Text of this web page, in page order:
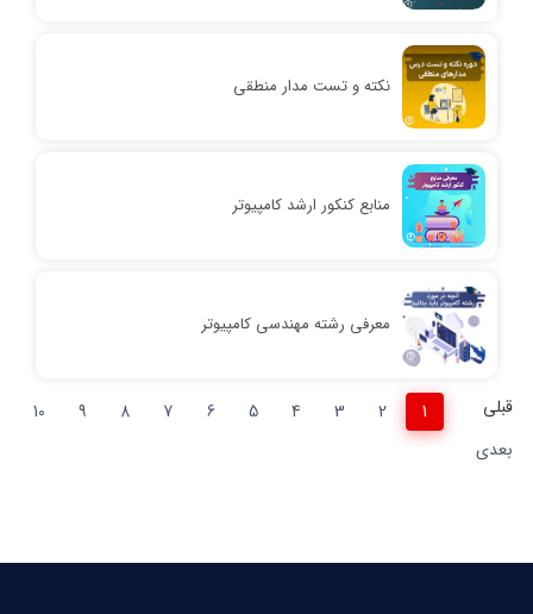
نکته و تست مدار منطقی
منابع کنکور ارشد کامپیوتر
معرفی رشته مهندسی کامپیوتر
قبلی 1
2
3
4
5
6
7
8
9
10
بعدی